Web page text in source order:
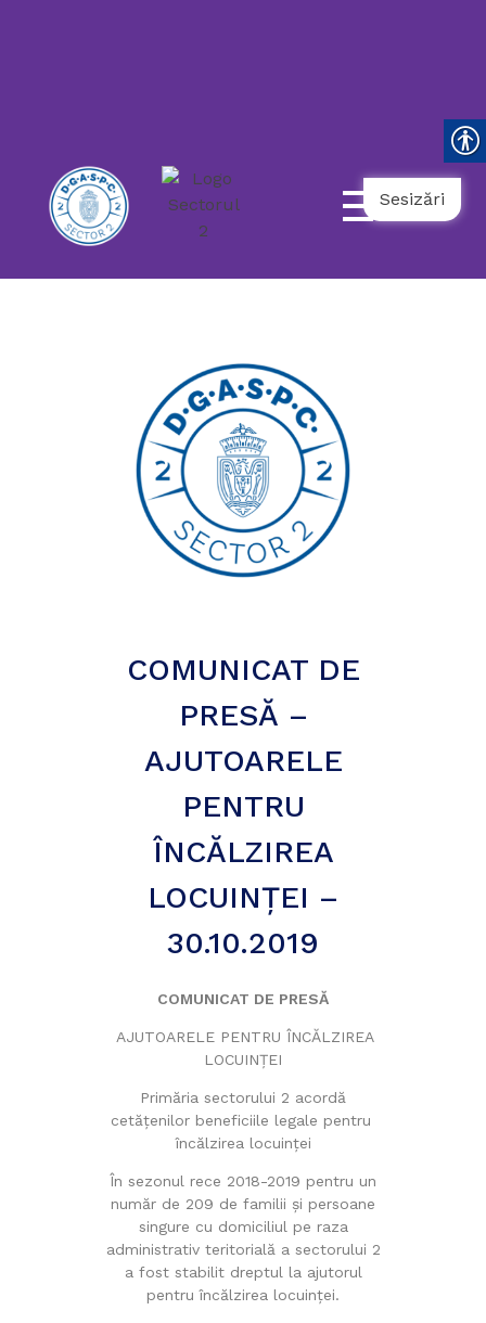
Sesizări
COMUNICAT DE
PRESĂ –
AJUTOARELE
PENTRU
ÎNCĂLZIREA
LOCUINȚEI –
30.10.2019
COMUNICAT DE PRESĂ
AJUTOARELE PENTRU ÎNCĂLZIREA
LOCUINȚEI
Primăria sectorului 2 acordă
cetățenilor beneficiile legale pentru
încălzirea locuinței
În sezonul rece 2018-2019 pentru un
număr de 209 de familii şi persoane
singure cu domiciliul pe raza
administrativ teritorială a sectorului 2
a fost stabilit dreptul la ajutorul
pentru încălzirea locuinței.